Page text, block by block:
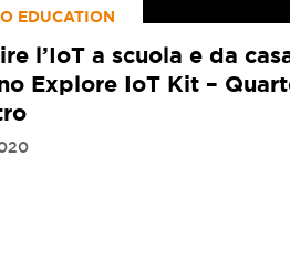
EDUCATION
l’IoT a scuola e da
Explore IoT Kit –